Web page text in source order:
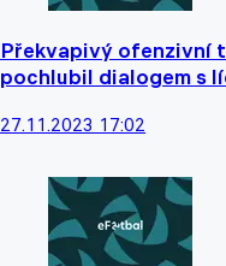
Překvapivý ofenzivní
pochlubil dialogem s
27.11.2023 17:02